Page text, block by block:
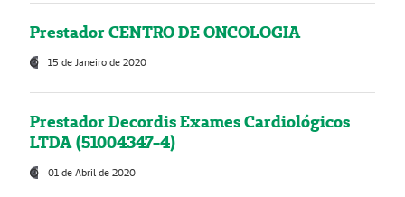
Prestador CENTRO DE ONCOLOGIA
15 de Janeiro de 2020
Prestador Decordis Exames Cardiológicos
LTDA (51004347-4)
01 de Abril de 2020